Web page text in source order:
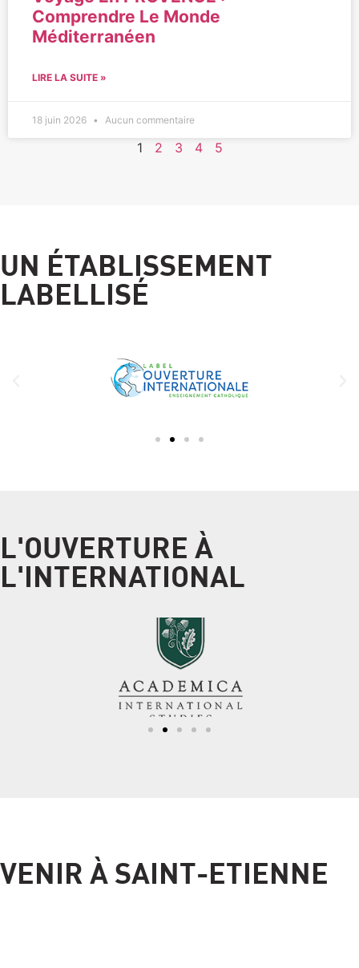
Comprendre Le Monde
Méditerranéen
LIRE LA SUITE »
18 juin 2026 Aucun commentaire
1 2 3 4 5
UN ÉTABLISSEMENT
LABELLISÉ
L'OUVERTURE À
L'INTERNATIONAL
VENIR À SAINT-ETIENNE